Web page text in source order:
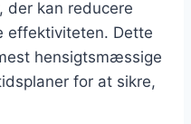
der kan reducere
effektiviteten. Dette
hensigtsmæssige
for at sikre,